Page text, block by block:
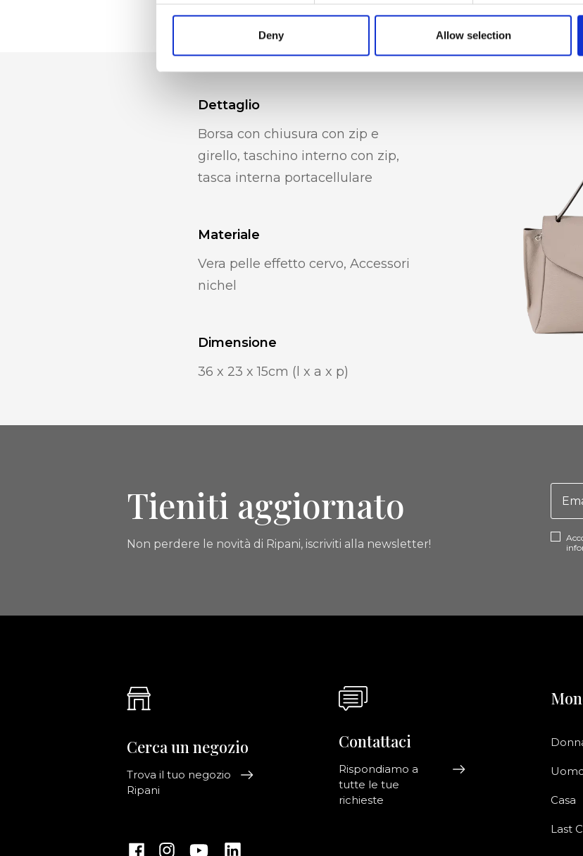
Deny Allow selection
Dettaglio
Borsa con chiusura con zip e
girello, taschino interno con zip,
tasca interna portacellulare
Materiale
Vera pelle effetto cervo, Accessori
nichel
Dimensione
36 x 23 x 15cm (l x a x p)
Tieniti aggiornato
Non perdere le novità di Ripani, iscriviti alla newsletter!
Cerca un negozio
Trova il tuo negozio
Ripani
Contattaci
Rispondiamo a
tutte le tue
richieste
Casa
Last